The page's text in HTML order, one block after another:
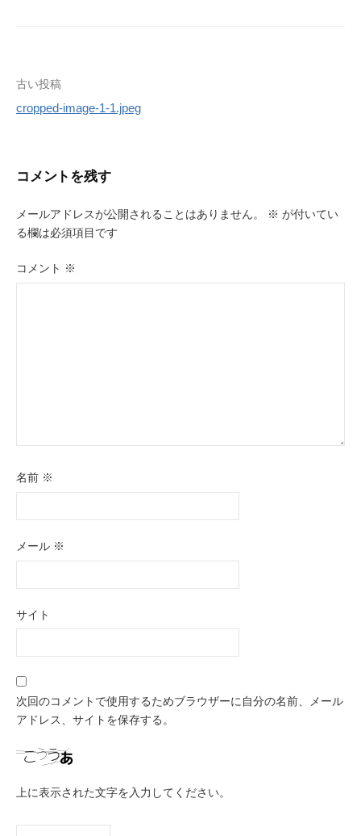
投
稿
ビ
ゲ
ー
シ
古い投稿
cropped-image-1-1.jpeg
コメントを残す
メールアドレスが公開されることはありません。 ※ が付いてい
る欄は必須項目です
コメント ※
名前 ※
メール ※
サイト
次回のコメントで使用するためブラウザーに自分の名前、メール
アドレス、サイトを保存する。
上に表示された文字を入力してください。